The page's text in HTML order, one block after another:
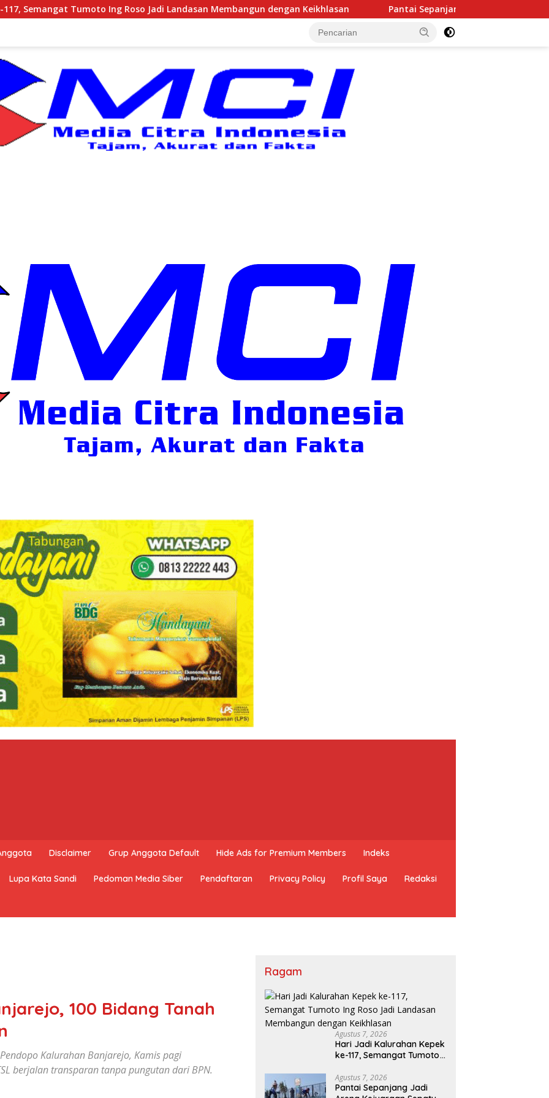
Jadi Landasan Membangun dengan Keikhlasan Pantai Sepanjang Jadi Arena Kejuaraan Sepatu Roda Bupati
Disclaimer Grup Anggota Default Hide Ads for Premium Members Indeks
Lupa Kata Sandi Pedoman Media Siber Pendaftaran Privacy Policy Profil Saya Redaksi
100 Bidang Tanah
Kalurahan Banjarejo, Kamis pagi
berjalan transparan tanpa pungutan dari BPN.
Ragam
Agustus 7, 2026
Hari Jadi Kalurahan Kepek
ke-117, Semangat Tumoto
Membangun dengan
Keikhlasan
Agustus 7, 2026
Pantai Sepanjang Jadi